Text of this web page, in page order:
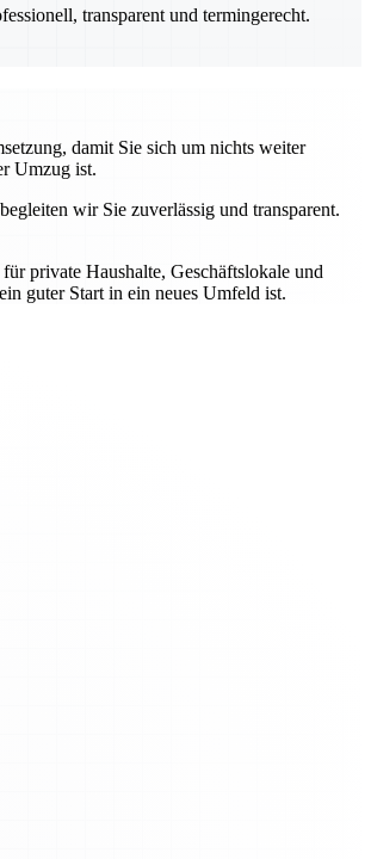
transparent und termingerecht.
damit Sie sich um nichts weiter
Umzug ist.
wir Sie zuverlässig und transparent.
private Haushalte, Geschäftslokale und
guter Start in ein neues Umfeld ist.